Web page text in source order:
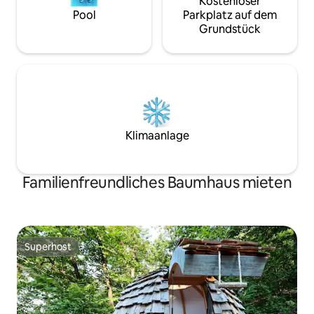
Pool
Parkplatz auf dem
Grundstück
Klimaanlage
Familienfreundliches Baumhaus mieten
Superhost
Superhost